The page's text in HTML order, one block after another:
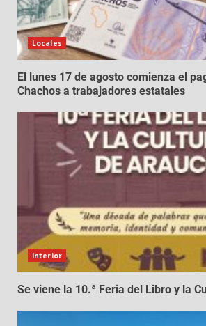
Locales
El lunes 17 de agosto comienza el
Chachos a trabajadores estatales
Interior
Se viene la 10.ª Feria del Libro y la